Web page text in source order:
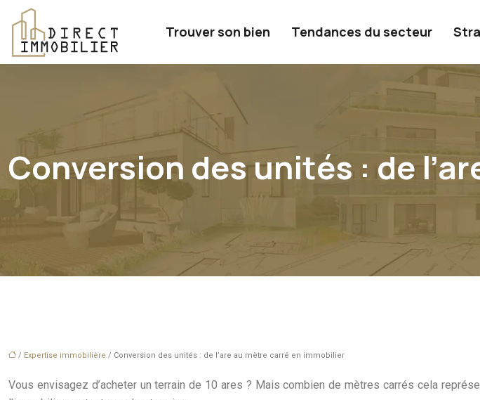
Trouver son bien Tendances du secteur
Conversion des unités : de
/ Expertise immobilière / Conversion des unités : de l’are au mètre carré en immobilier
Vous envisagez d’acheter un terrain de 10 ares ? Mais combien de mètres carrés cela